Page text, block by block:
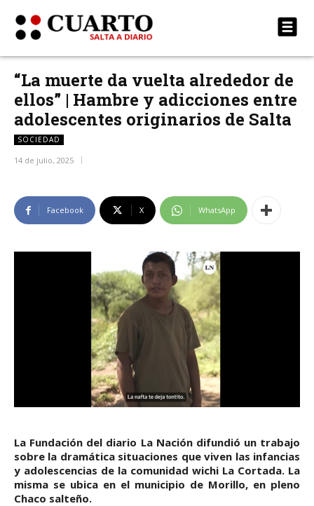
“La muerte da vuelta alrededor de
ellos” | Hambre y adicciones entre
adolescentes originarios de Salta
SOCIEDAD
14 de julio, 2025
Facebook X WhatsApp
La Fundación del diario La Nación difundió un trabajo
sobre la dramática situaciones que viven las infancias
y adolescencias de la comunidad wichi La Cortada. La
misma se ubica en el municipio de Morillo, en pleno
Chaco salteño.